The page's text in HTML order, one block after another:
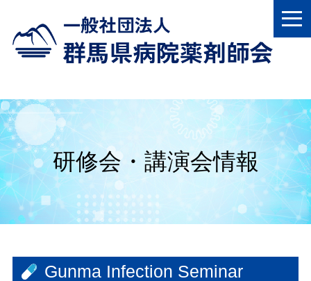
研修会・講演会情報
Gunma Infection Seminar